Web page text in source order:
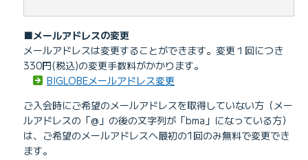
■メールアドレスの変更
メールアドレスは変更することができます。変更１回につき
330円(税込)の変更手数料がかかります。
BIGLOBEメールアドレス変更
ご入会時にご希望のメールアドレスを取得していない方（メー
ルアドレスの「@」の後の文字列が「bma」になっている方）
は、ご希望のメールアドレスへ最初の1回のみ無料で変更でき
ます。